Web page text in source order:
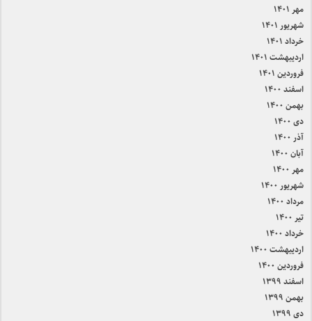
مهر ۱۴۰۱
شهریور ۱۴۰۱
خرداد ۱۴۰۱
اردیبهشت ۱۴۰۱
فروردین ۱۴۰۱
اسفند ۱۴۰۰
بهمن ۱۴۰۰
دی ۱۴۰۰
آذر ۱۴۰۰
آبان ۱۴۰۰
مهر ۱۴۰۰
شهریور ۱۴۰۰
مرداد ۱۴۰۰
تیر ۱۴۰۰
خرداد ۱۴۰۰
اردیبهشت ۱۴۰۰
فروردین ۱۴۰۰
اسفند ۱۳۹۹
بهمن ۱۳۹۹
دی ۱۳۹۹